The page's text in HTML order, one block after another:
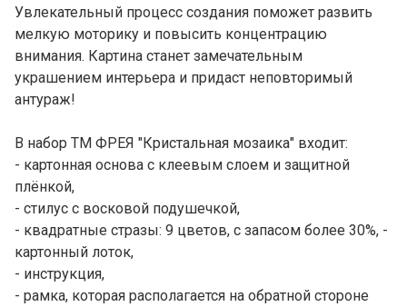
Увлекательный процесс создания поможет развить
мелкую моторику и повысить концентрацию
внимания. Картина станет замечательным
украшением интерьера и придаст неповторимый
антураж!
В набор ТМ ФРЕЯ "Кристальная мозаика" входит:
- картонная основа с клеевым слоем и защитной
плёнкой,
- стилус с восковой подушечкой,
- квадратные стразы: 9 цветов, с запасом более 30%, -
картонный лоток,
- инструкция,
- рамка, которая располагается на обратной стороне